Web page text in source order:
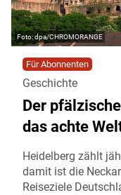
dpa/CHROMORANGE
Für Abonnenten
Geschichte
Der
das achte
Heidelberg zählt
damit ist die
Reiseziele